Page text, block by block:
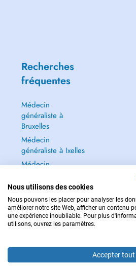
Recherches
fréquentes
Médecin
généraliste à
Bruxelles
Médecin
généraliste à Ixelles
Médecin
Dentiste à Bruxelles
Tout voir →
POUR LES URGENCES,
Nous utilisons des cookies
Nous pouvons les placer pour analyser les
améliorer notre site Web, afficher un contenu
une expérience inoubliable. Pour plus
utilisons, ouvrez les paramètres.
Accepter tout